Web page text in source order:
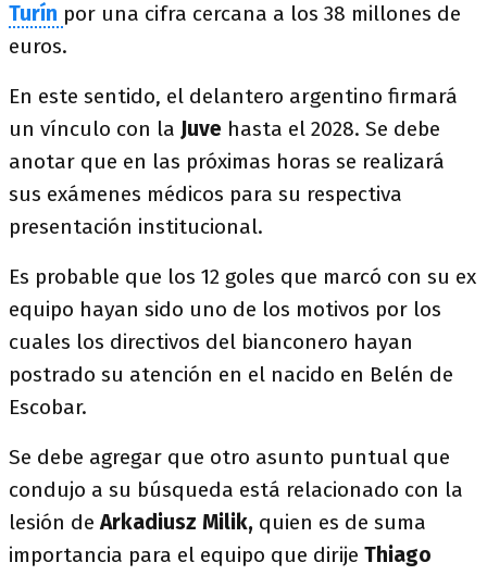
Turín por una cifra cercana a los 38 millones de
euros.
En este sentido, el delantero argentino firmará
un vínculo con la Juve hasta el 2028. Se debe
anotar que en las próximas horas se realizará
sus exámenes médicos para su respectiva
presentación institucional.
Es probable que los 12 goles que marcó con su ex
equipo hayan sido uno de los motivos por los
cuales los directivos del bianconero hayan
postrado su atención en el nacido en Belén de
Escobar.
Se debe agregar que otro asunto puntual que
condujo a su búsqueda está relacionado con la
lesión deArkadiusz Milik, quien es de suma
importancia para el equipo que dirije Thiago